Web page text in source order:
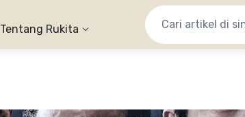
Tentang Rukita